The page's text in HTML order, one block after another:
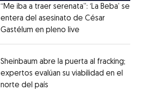
“Me iba a traer serenata”: ‘La Beba’ se
entera del asesinato de César
Gastélum en pleno live
Sheinbaum abre la puerta al fracking;
expertos evalúan su viabilidad en el
norte del país